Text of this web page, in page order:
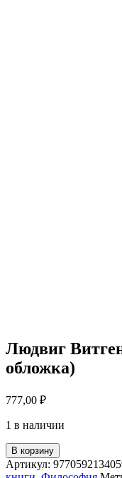
Людвиг
обложка)
777,00 ₽
1 в наличии
В корзину
Артикул: